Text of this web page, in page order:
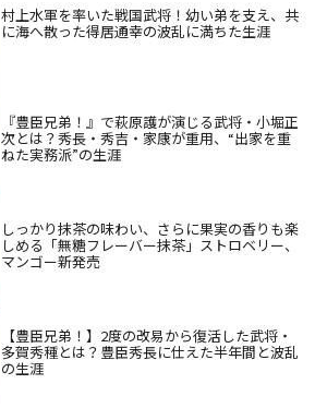
村上水軍を率いた戦国武将！幼い弟を支え、共
に海へ散った得居通幸の波乱に満ちた生涯
『豊臣兄弟！』で萩原護が演じる武将・小堀正
次とは？秀長・秀吉・家康が重用、“出家を重
ねた実務派”の生涯
しっかり抹茶の味わい、さらに果実の香りも楽
しめる「無糖フレーバー抹茶」ストロベリー、
マンゴー新発売
【豊臣兄弟！】2度の改易から復活した武将・
多賀秀種とは？豊臣秀長に仕えた半年間と波乱
の生涯